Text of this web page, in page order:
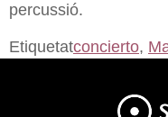
percussió.
Etiquetatconcierto,